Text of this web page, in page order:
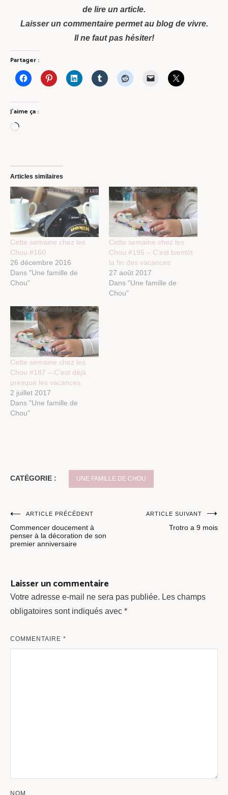
de lire un article.
Laisser un commentaire permet au blog de vivre.
Il ne faut pas hésiter!
Partager :
J’aime ça :
Chargement…
Articles similaires
Cette semaine chez les
Chou #160
26 décembre 2016
Dans "Une famille de
Chou"
Cette semaine chez les
Chou #195 – C’est bientôt
la fin des vacances
27 août 2017
Dans "Une famille de
Chou"
Cette semaine chez les
Chou #187 – C’est déjà
presque les vacances
2 juillet 2017
Dans "Une famille de
Chou"
CATÉGORIE : UNE FAMILLE DE CHOU
Navigation
de
l’article
ARTICLE PRÉCÉDENT
Commencer doucement à
penser à la décoration de son
premier anniversaire
ARTICLE SUIVANT
Trotro a 9 mois
Laisser un commentaire
Votre adresse e-mail ne sera pas publiée. Les champs
obligatoires sont indiqués avec *
COMMENTAIRE *
NOM